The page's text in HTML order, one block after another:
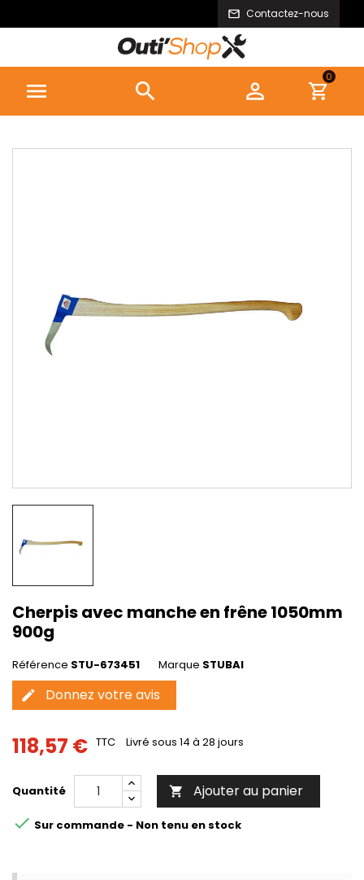
Contactez-nous
  
0
Cherpis avec manche en frêne 1050mm
900g
Référence STU-673451 Marque STUBAI
edit Donnez votre avis
118,57 € TTC Livré sous 14 à 28 jours
Quantité  Ajouter au panier
 Sur commande - Non tenu en stock